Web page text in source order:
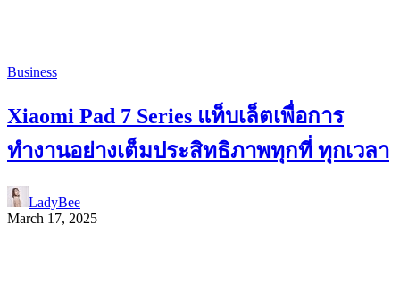
Business
Xiaomi Pad 7 Series แท็บเล็ตเพื่อการ
ทำงานอย่างเต็มประสิทธิภาพทุกที่ ทุกเวลา
LadyBee
March 17, 2025